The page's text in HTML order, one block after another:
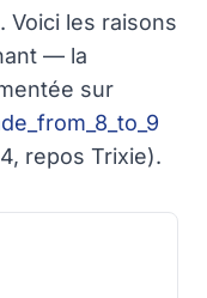
. Voici les raisons
— la
sur
repos Trixie).